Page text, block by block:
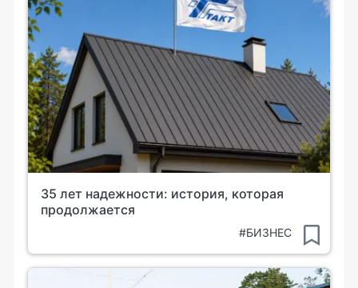
35 лет надежности: история, которая
продолжается
#БИЗНЕС